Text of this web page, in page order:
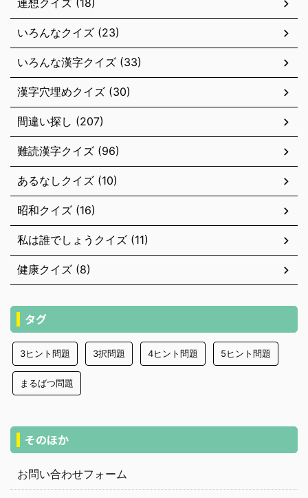
連想クイズ (18)
いろんなクイズ (23)
いろんな漢字クイズ (33)
漢字穴埋めクイズ (30)
間違い探し (207)
難読漢字クイズ (96)
あるなしクイズ (10)
昭和クイズ (16)
私は誰でしょうクイズ (11)
健康クイズ (8)
タグ
3ヒント問題 3択問題 4ヒント問題 5ヒント問題
まるばつ問題
そのほか
お問い合わせフォーム